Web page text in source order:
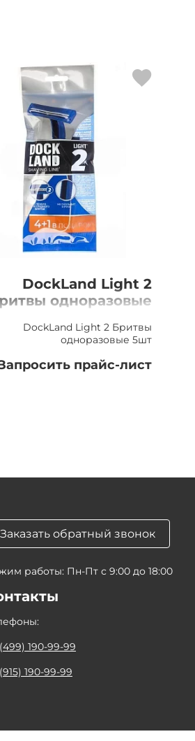
DockLand Light 2
одноразовые
DockLand Light 2 Бритвы
одноразовые 5шт
прайс-лист
Заказать обратный звонок
работы: Пн-Пт с 9:00 до 18:00
190-99-99
190-99-99